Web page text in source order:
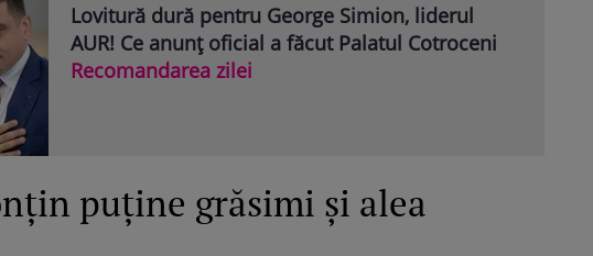
Lovitură dură pentru George Simion, liderul
AUR! Ce anunț oficial a făcut Palatul Cotroceni
Recomandarea zilei
puţine grăsimi şi alea